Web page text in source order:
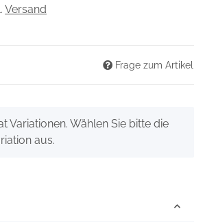
Versand
Frage zum Artikel
Variationen. Wählen Sie bitte die
aus.